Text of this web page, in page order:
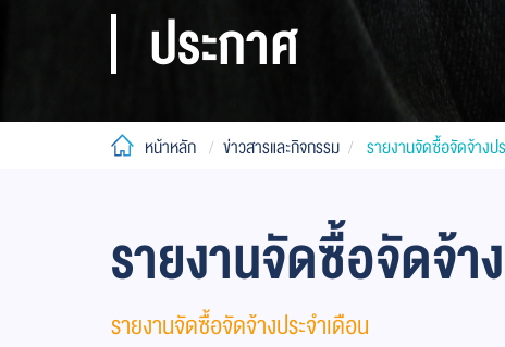
ประกาศ
หน้าหลัก ข่าวสารและกิจกรรม รายงานจัดซื้อจัดจ้างป
รายงานจัดซื้อจัดจ้า
รายงานจัดซื้อจัดจ้างประจำเดือน